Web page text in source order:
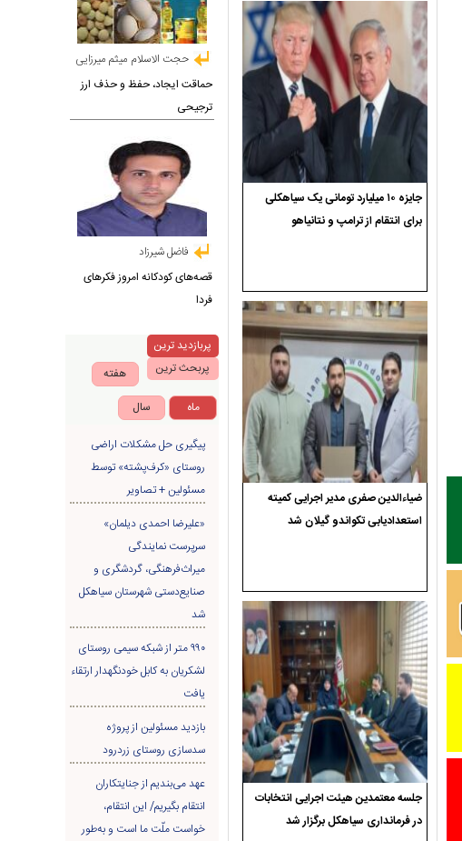
جایزه ۱۰ میلیارد تومانی یک سیاهکلی
برای انتقام از ترامپ و نتانیاهو
ضیاءالدین صفری مدیر اجرایی کمیته
استعدادیابی تکواندو گیلان شد
جلسه معتمدین هیئت اجرایی انتخابات
در فرمانداری سیاهکل برگزار شد
حجت الاسلام میثم میرزایی
حماقت ایجاد، حفظ و حذف ارز
ترجیحی
فاضل شیرزاد
قصه‌های کودکانه امروز فکرهای
فردا
پربازدید ترین
پربحث ترین
هفته
ماه
سال
پیگیری حل مشکلات اراضی
روستای «کرف‌پشته» توسط
مسئولین + تصاویر
«علیرضا احمدی دیلمان»
سرپرست نمایندگی
میراث‌فرهنگی، گردشگری و
صنایع‌دستی شهرستان سیاهکل
شد
۹۹۰ متر از شبکه سیمی روستای
لشکریان به کابل خودنگهدار ارتقاء
یافت
بازدید مسئولین از پروژه
سدسازی روستای زردرود
عهد می‌بندیم از جنایتکاران
انتقام بگیریم/ این انتقام،
خواست ملّت ما است و به‌طور